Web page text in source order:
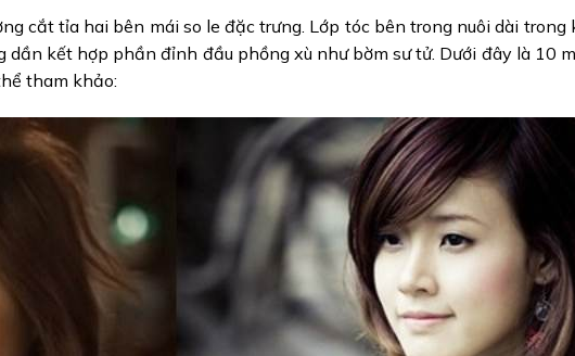
cắt tỉa hai bên mái so le đặc trưng. Lớp tóc bên trong nuôi dài trong
dần kết hợp phần đỉnh đầu phồng xù như bờm sư tử. Dưới đây là 10
tham khảo: